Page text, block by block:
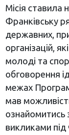
Місія ставила
Франківську
державних,
організацій,
молоді та
обговорення
межах
мав
ознайомитись
викликами під